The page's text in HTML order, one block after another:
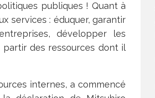
publiques ! Quant à
services : éduquer, garantir
développer les
partir des ressources dont il
internes, a commencé